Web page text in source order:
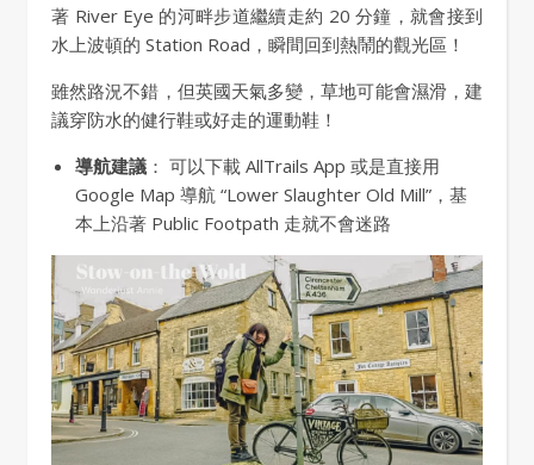
著 River Eye 的河畔步道繼續走約 20 分鐘，就會接到
水上波頓的 Station Road，瞬間回到熱鬧的觀光區！
雖然路況不錯，但英國天氣多變，草地可能會濕滑，建
議穿防水的健行鞋或好走的運動鞋！
導航建議 ： 可以下載 AllTrails App 或是直接用
Google Map 導航 “Lower Slaughter Old Mill”，基
本上沿著 Public Footpath 走就不會迷路